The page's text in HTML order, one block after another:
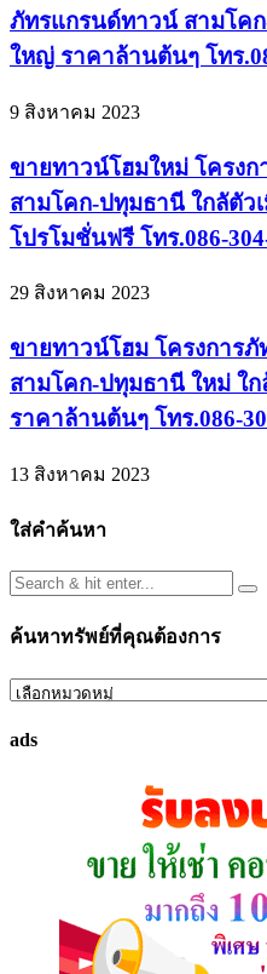
ภัทรแกรนด์ทาวน์ สามโค
ใหญ่ ราคาล้านต้นๆ โทร
9 สิงหาคม 2023
ขายทาวน์โฮมใหม่ โครงก
สามโคก-ปทุมธานี ใกลัตัว
โปรโมชั่นฟรี โทร.086-
29 สิงหาคม 2023
ขายทาวน์โฮม โครงการ
สามโคก-ปทุมธานี ใหม่ ใ
ราคาล้านต้นๆ โทร.086-
13 สิงหาคม 2023
ใส่คำค้นหา
ค้นหาทรัพย์ที่คุณต้องการ
ค้นหา
ที่
ads